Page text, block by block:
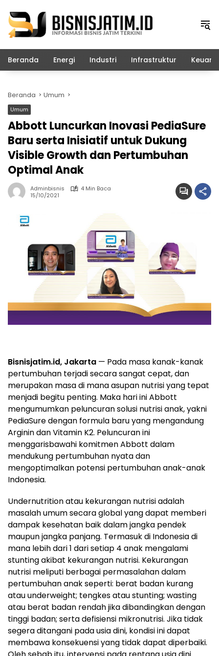
konten
Beranda Energi Industri Infrastruktur
Beranda Umum
Umum
Abbott Luncurkan Inovasi PediaSure
Baru serta Inisiatif untuk Dukung
Visible Growth dan Pertumbuhan
Optimal Anak
Adminbisnis
4 Min Baca
15/10/2021
Bisnisjatim.id, Jakarta — Pada masa kanak-kanak
pertumbuhan terjadi secara sangat cepat, dan
merupakan masa di mana asupan nutrisi yang tepat
menjadi begitu penting. Maka hari ini Abbott
mengumumkan peluncuran solusi nutrisi anak, yakni
PediaSure dengan formula baru yang mengandung
Arginin dan Vitamin K2. Peluncuran ini
menggarisbawahi komitmen Abbott dalam
mendukung pertumbuhan nyata dan
mengoptimalkan potensi pertumbuhan anak-anak
Indonesia.
Undernutrition atau kekurangan nutrisi adalah
masalah umum secara global yang dapat memberi
dampak kesehatan baik dalam jangka pendek
maupun jangka panjang. Termasuk di Indonesia di
mana lebih dari 1 dari setiap 4 anak mengalami
stunting akibat kekurangan nutrisi. Kekurangan
nutrisi meliputi berbagai permasalahan dalam
pertumbuhan anak seperti: berat badan kurang
atau underweight; tengkes atau stunting; wasting
atau berat badan rendah jika dibandingkan dengan
tinggi badan; serta defisiensi mikronutrisi. Jika tidak
segera ditangani pada usia dini, kondisi ini dapat
membawa konsekuensi yang tidak dapat diperbaiki.